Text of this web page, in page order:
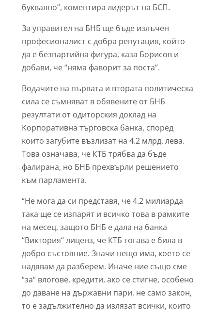
буквално”, коментира лидерът на БСП.
За управител на БНБ ще бъде излъчен
професионалист с добра репутация, който
да е безпартийна фигура, каза Борисов и
добави, че “няма фаворит за поста”.
Водачите на първата и втората политическа
сила се съмняват в обявените от БНБ
резултати от одиторския доклад на
Корпоративна търговска банка, според
които загубите възлизат на 4.2 млрд. лева.
Това означава, че КТБ трябва да бъде
фалирана, но БНБ прехвърли решението
към парламента.
“Не мога да си представя, че 4.2 милиарда
така ще се изпарят и всичко това в рамките
на месец, защото БНБ е дала на банка
“Виктория“ лиценз, че КТБ тогава е била в
добро състояние. Значи нещо има, което се
надявам да разберем. Иначе ние също сме
“за“ влогове, кредити, ако се стигне, особено
до даване на държавни пари, не само закон,
то е задължително да излязат всички, които